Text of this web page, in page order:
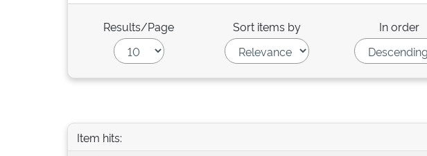
Results/Page Sort items by In order
Item hits: